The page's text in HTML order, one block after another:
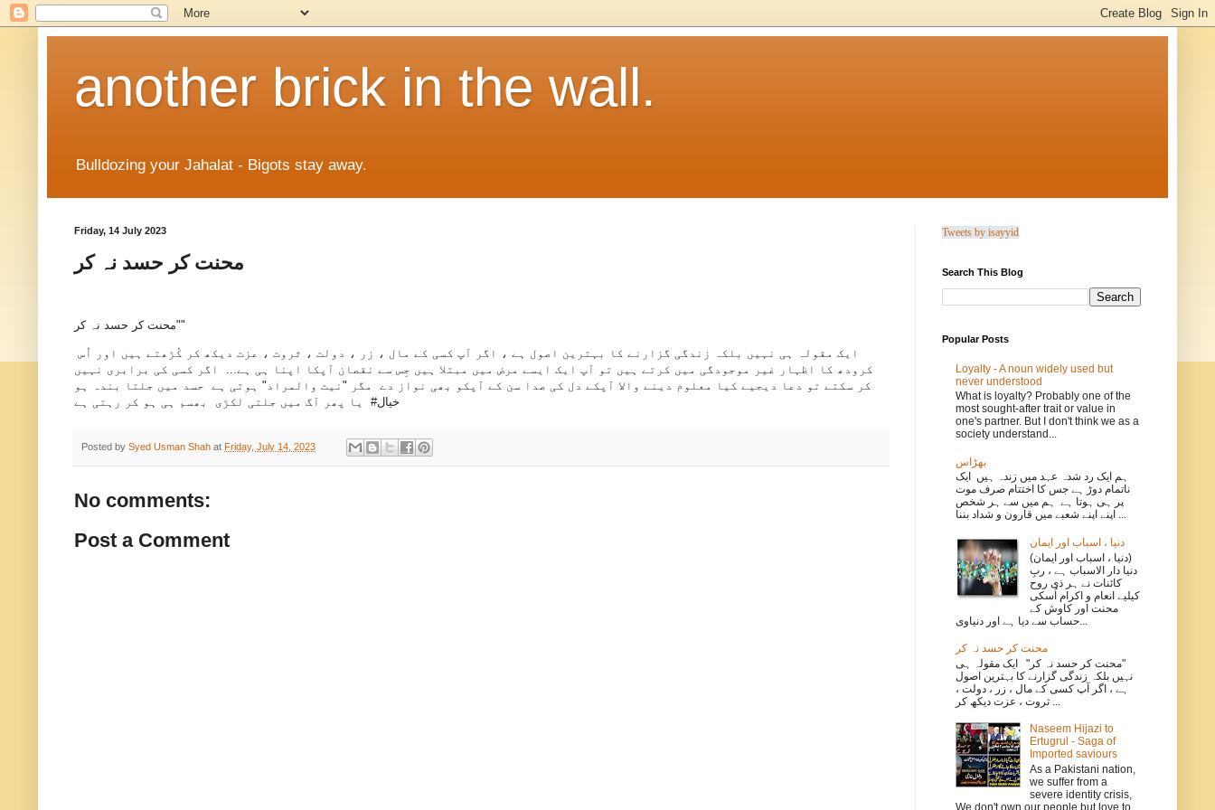
another brick in the wall.
Bulldozing your Jahalat - Bigots stay away.
Friday, 14 July 2023
محنت کر حسد نہ کر
‏"محنت کر حسد نہ کر"
کرودھ کا اظہار غیر موجودگی میں کرتے ہیں تو آپ ایک ایسے مرض میں مبتلا ہیں جِس سے نقصان آپکا اپنا ہی ہے... اگر کسی کی برابری نہیں
کر سکتے تو دعا دیجیے کیا معلوم دینے والا آپکے دل کی صدا سن کے آپکو بھی نواز دے مگر "نیت والمراد" ہوتی ہے حسد میں جلتا بندہ ہو
یا پھر آگ میں جلتی لکڑی بھسم ہی ہو کر رہتی ہے ‎#خیال
Posted by Syed Usman Shah at Friday, July 14, 2023
No comments:
Post a Comment
Tweets by isayyid
Search This Blog
Popular Posts
Loyalty - A noun widely used but
never understood
What is loyalty? Probably one of the
most sought-after trait or value in
one's partner. But I don't think we as a
society understand...
بھڑاس
ہم ایک رد شدہ عہد میں زندہ ہیں ایک
ناتمام دوڑ ہے جس کا اختتام صرف موت
پر ہی ہوتا ہے ہم میں سے ہر شخص
اپنے اپنے شعبے میں قارون و شداد بننا ...
دنیا ، اسباب اور ایمان
(دنیا ، اسباب اور ایمان)
دنیا دار الاسباب ہے ، ربِ
کائنات نے ہر ذی روح
کیلیے انعام و اکرام اُسکی
محنت اور کاوش کے
محنت کر حسد نہ کر
‏"محنت کر حسد نہ کر" ایک مقولہ ہی
نہیں بلکہ زندگی گزارنے کا بہترین اصول
ہے ، اگر آپ کسی کے مال ، زر ، دولت ،
Naseem Hijazi to
Ertugrul - Saga of
Imported saviours
As a Pakistani nation,
we suffer from a
severe identity crisis,
We don't own our people but love to